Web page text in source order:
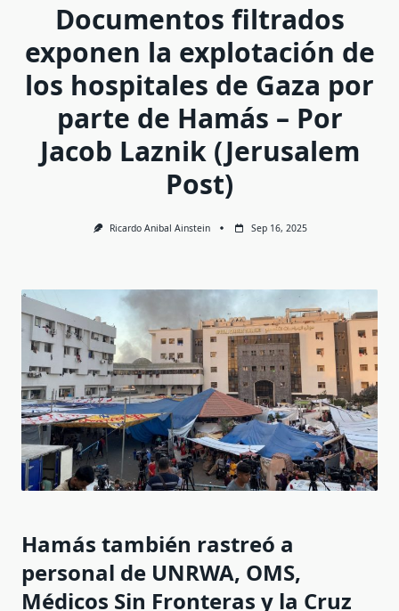
Documentos filtrados
exponen la explotación de
los hospitales de Gaza por
parte de Hamás – Por
Jacob Laznik (Jerusalem
Post)
Ricardo Anibal Ainstein Sep 16, 2025
Hamás también rastreó a
personal de UNRWA, OMS,
Médicos Sin Fronteras y la Cruz